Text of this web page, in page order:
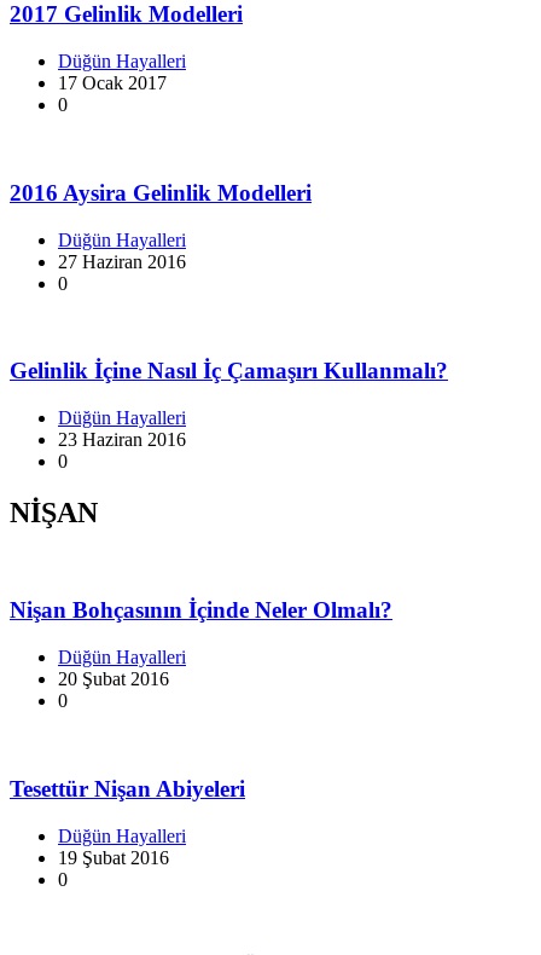
2017 Gelinlik Modelleri
Düğün Hayalleri
17 Ocak 2017
0
2016 Aysira Gelinlik Modelleri
Düğün Hayalleri
27 Haziran 2016
0
Gelinlik İçine Nasıl İç Çamaşırı Kullanmalı?
Düğün Hayalleri
23 Haziran 2016
0
NİŞAN
Nişan Bohçasının İçinde Neler Olmalı?
Düğün Hayalleri
20 Şubat 2016
0
Tesettür Nişan Abiyeleri
Düğün Hayalleri
19 Şubat 2016
0